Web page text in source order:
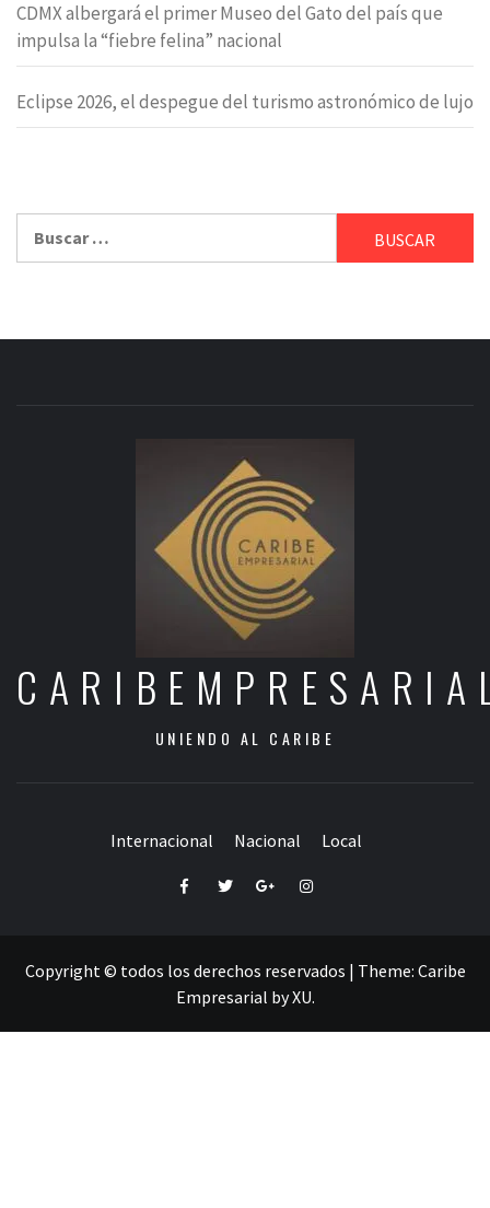
CDMX albergará el primer Museo del Gato del país que
impulsa la “fiebre felina” nacional
Eclipse 2026, el despegue del turismo astronómico de lujo
UNIENDO AL CARIBE
Internacional Nacional Local
FacebookTwitterGoogle+Instagram
Copyright © todos los derechos reservados | Theme: Caribe
Empresarial byXU.